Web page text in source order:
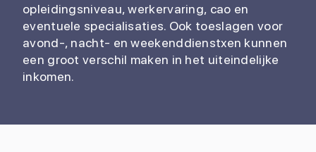
opleidingsniveau, werkervaring, cao en
eventuele specialisaties. Ook toeslagen voor
avond-, nacht- en weekenddienstxen kunnen
een groot verschil maken in het uiteindelijke
inkomen.